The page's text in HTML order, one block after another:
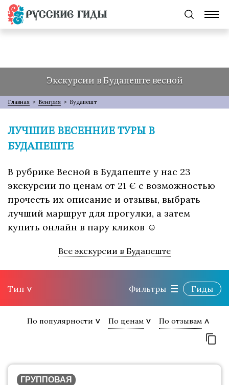
Экскурсии в Будапеште весной
Главная > Венгрия > Будапешт
ЛУЧШИЕ ВЕСЕННИЕ ТУРЫ В
БУДАПЕШТЕ
В рубрике Весной в Будапеште у нас 23
экскурсии по ценам от 21 € с возможностью
прочесть их описание и отзывы, выбрать
лучший маршрут для прогулки, а затем
купить онлайн в пару кликов ☺
Все экскурсии в Будапеште
Тип Фильтры Гиды
По популярности По ценам По отзывам
ГРУППОВАЯ